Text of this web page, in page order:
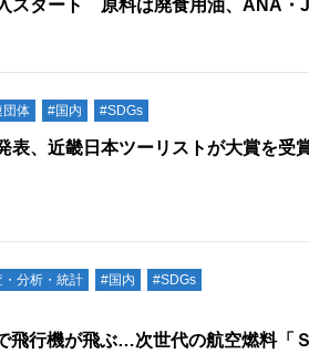
スタート 原料は廃食用油、ANA・
団体 #国内 #SDGs
表、近畿日本ツーリストが大賞を
・分析・統計 #国内 #SDGs
飛行機が飛ぶ…次世代の航空燃料「